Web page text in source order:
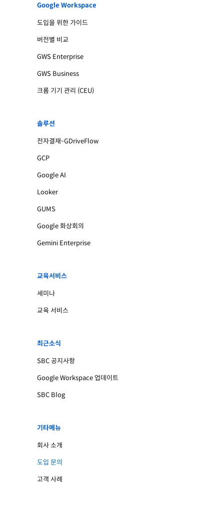
Google Workspace
도입을 위한 가이드
버전별 비교
GWS Enterprise
GWS Business
크롬 기기 관리 (CEU)
솔루션
전자결재-GDriveFlow
GCP
Google AI
Looker
GUMS
Google 화상회의
Gemini Enterprise
교육서비스
세미나
교육 서비스
최근소식
SBC 공지사항
Google Workspace 업데이트
SBC Blog
기타메뉴
회사 소개
도입 문의
고객 사례